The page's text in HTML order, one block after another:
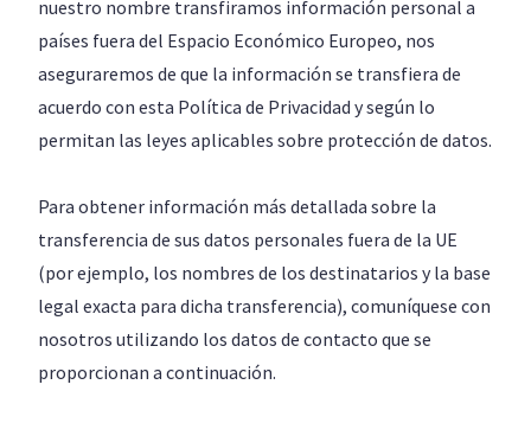
nuestro nombre transfiramos información personal a
países fuera del Espacio Económico Europeo, nos
aseguraremos de que la información se transfiera de
acuerdo con esta Política de Privacidad y según lo
permitan las leyes aplicables sobre protección de datos.
Para obtener información más detallada sobre la
transferencia de sus datos personales fuera de la UE
(por ejemplo, los nombres de los destinatarios y la base
legal exacta para dicha transferencia), comuníquese con
nosotros utilizando los datos de contacto que se
proporcionan a continuación.